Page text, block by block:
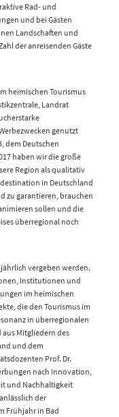
Rad- und
und bei Gästen
Landschaften und
der anreisenden Gäste
heimischen Tourismus
Landrat
genutzt
dem Deutschen
haben wir die große
Region als qualitativ
in Deutschland
zu garantieren, brauchen
sollen und die
überregional noch
vergeben werden.
Institutionen und
im heimischen
die den Tourismus im
in überregionalen
Mitgliedern des
und dem
Prof. Dr.
nach Innovation,
und Nachhaltigkeit
der
Frühjahr in Bad